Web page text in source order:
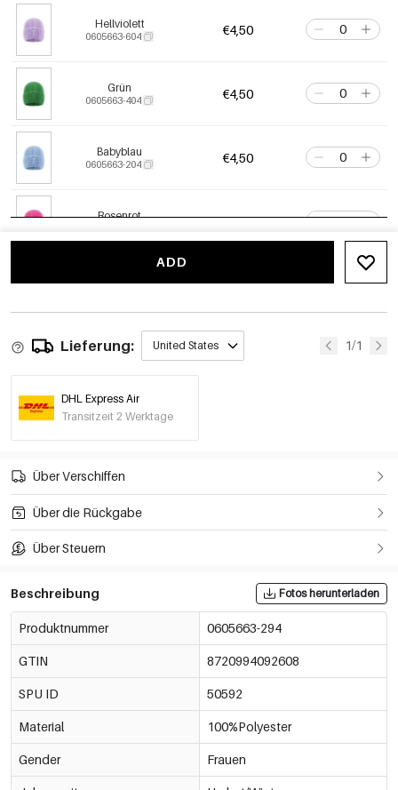
Hellviolett
0605663-604 €4,50
Grün
0605663-404 €4,50
Babyblau
0605663-204 €4,50
Rosenrot €4,50
0605663-734
Rosa
0605663-334 €4,50
0605663-374
Aprikose
0605663-084
0605663-454
0605663-014
0605663-924 €4,50
0605663-534 €4,50
ADD
Lieferung: United States 1/1
DHL Express Air
Transitzeit 2 Werktage
Über Verschiffen
Über die Rückgabe
Über Steuern
Beschreibung Fotos herunterladen
Produktnummer 0605663-294
GTIN 8720994092608
SPU ID 50592
Material 100%Polyester
Gender Frauen